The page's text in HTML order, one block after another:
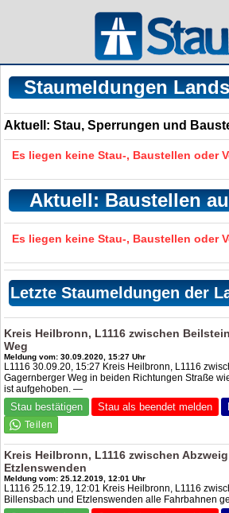
Staumeldungen
Aktuell: Stau, Sperrungen und
Es liegen keine Stau-, Baustellen oder
Aktuell: Baustellen
Es liegen keine Stau-, Baustellen oder
Letzte Staumeldungen der
Kreis Heilbronn, L1116 zwischen
Weg
Meldung vom: 30.09.2020, 15:27 Uhr
L1116 30.09.20, 15:27 Kreis Heilbronn, L1116
Gagernberger Weg in beiden Richtungen Straße
ist aufgehoben. —
Stau bestätigen Stau als beendet melden
Kreis Heilbronn, L1116 zwischen
Etzlenswenden
Meldung vom: 25.12.2019, 12:01 Uhr
L1116 25.12.19, 12:01 Kreis Heilbronn, L1116
Billensbach und Etzlenswenden alle Fahrbahnen